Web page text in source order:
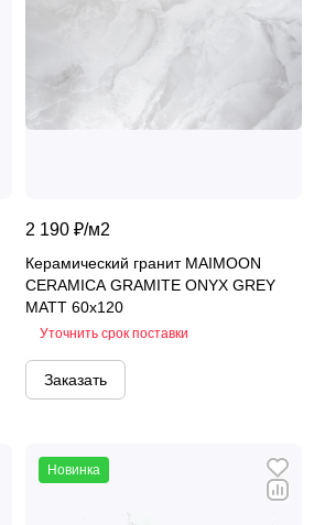
2 190 ₽/м2
Керамический гранит MAIMOON
CERAMICA GRAMITE ONYX GREY
MATT 60x120
Уточнить срок поставки
Заказать
Новинка